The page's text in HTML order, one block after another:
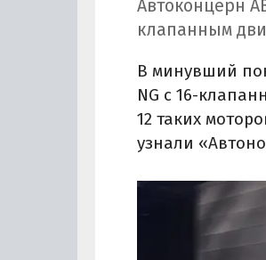
Автоконцерн
клапанным
В минувший
NG с 16-
12 таких
узнали